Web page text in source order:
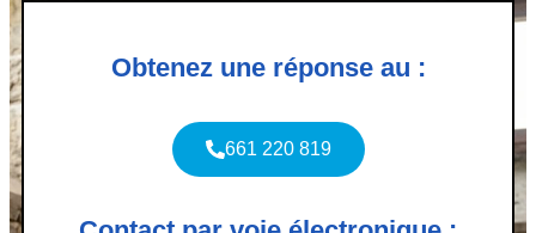
Obtenez une réponse au :
661 220 819